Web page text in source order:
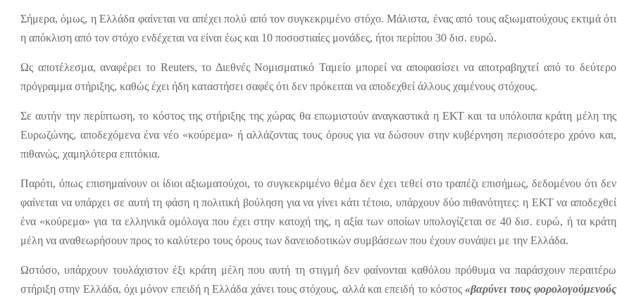
Σήμερα, όμως, η Ελλάδα φαίνεται να απέχει πολύ από τον συγκεκριμένο στόχο. Μάλιστα, ένας από τους αξιωματούχους εκτιμά ότι
η απόκλιση από τον στόχο ενδέχεται να είναι έως και 10 ποσοστιαίες μονάδες, ήτοι περίπου 30 δισ. ευρώ.
Ως αποτέλεσμα, αναφέρει το Reuters, το Διεθνές Νομισματικό Ταμείο μπορεί να αποφασίσει να αποτραβηχτεί από το δεύτερο
πρόγραμμα στήριξης, καθώς έχει ήδη καταστήσει σαφές ότι δεν πρόκειται να αποδεχθεί άλλους χαμένους στόχους.
Σε αυτήν την περίπτωση, το κόστος της στήριξης της χώρας θα επωμιστούν αναγκαστικά η ΕΚΤ και τα υπόλοιπα κράτη μέλη της
Ευρωζώνης, αποδεχόμενα ένα νέο «κούρεμα» ή αλλάζοντας τους όρους για να δώσουν στην κυβέρνηση περισσότερο χρόνο και,
πιθανώς, χαμηλότερα επιτόκια.
Παρότι, όπως επισημαίνουν οι ίδιοι αξιωματούχοι, το συγκεκριμένο θέμα δεν έχει τεθεί στο τραπέζι επισήμως, δεδομένου ότι δεν
φαίνεται να υπάρχει σε αυτή τη φάση η πολιτική βούληση για να γίνει κάτι τέτοιο, υπάρχουν δύο πιθανότητες: η ΕΚΤ να αποδεχθεί
ένα «κούρεμα» για τα ελληνικά ομόλογα που έχει στην κατοχή της, η αξία των οποίων υπολογίζεται σε 40 δισ. ευρώ, ή τα κράτη
μέλη να αναθεωρήσουν προς το καλύτερο τους όρους των δανειοδοτικών συμβάσεων που έχουν συνάψει με την Ελλάδα.
Ωστόσο, υπάρχουν τουλάχιστον έξι κράτη μέλη που αυτή τη στιγμή δεν φαίνονται καθόλου πρόθυμα να παράσχουν περαιτέρω
στήριξη στην Ελλάδα, όχι μόνον επειδή η Ελλάδα χάνει τους στόχους, αλλά και επειδή το κόστος «βαρύνει τους φορολογούμενούς